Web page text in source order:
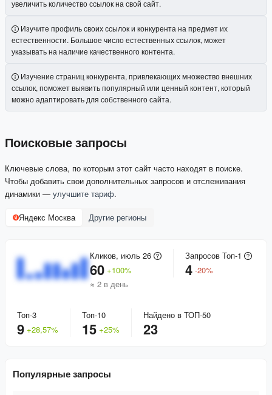
увеличить количество ссылок на свой сайт.
Изучите профиль своих ссылок и конкурента на предмет их
естественности. Большое число естественных ссылок, может
указывать на наличие качественного контента.
Изучение страниц конкурента, привлекающих множество внешних
ссылок, поможет выявить популярный или ценный контент, который
можно адаптировать для собственного сайта.
Поисковые запросы
Ключевые слова, по которым этот сайт часто находят в поиске.
Чтобы добавить свои дополнительных запросов и отслеживания
динамики — улучшите тариф.
Яндекс Москва Другие регионы
Кликов, июль 26
60 +100%
≈ 2 в день
Запросов Топ-1
4 -20%
Топ-3
9 +28,57%
Топ-10
15 +25%
Найдено в ТОП-50
23
Популярные запросы